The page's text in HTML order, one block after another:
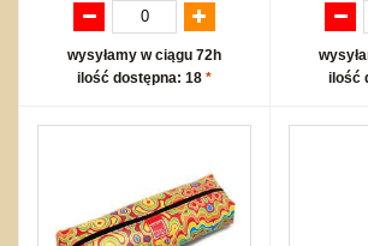
wysyłamy w ciągu 72h
ilość dostępna: 18 *
ilość